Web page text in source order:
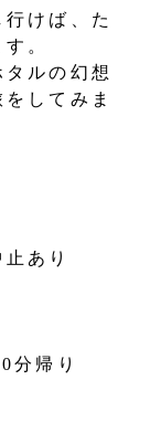
けば、た
。
ルの幻想
してみま
あり
帰り